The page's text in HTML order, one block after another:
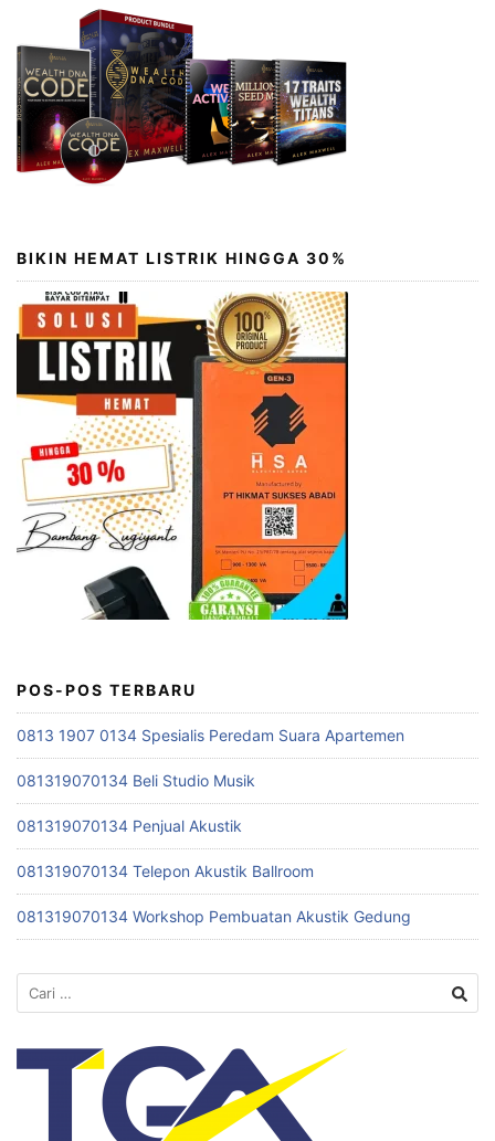
BIKIN HEMAT LISTRIK HINGGA 30%
POS-POS TERBARU
0813 1907 0134 Spesialis Peredam Suara Apartemen
081319070134 Beli Studio Musik
081319070134 Penjual Akustik
081319070134 Telepon Akustik Ballroom
081319070134 Workshop Pembuatan Akustik Gedung
Cari
untuk: